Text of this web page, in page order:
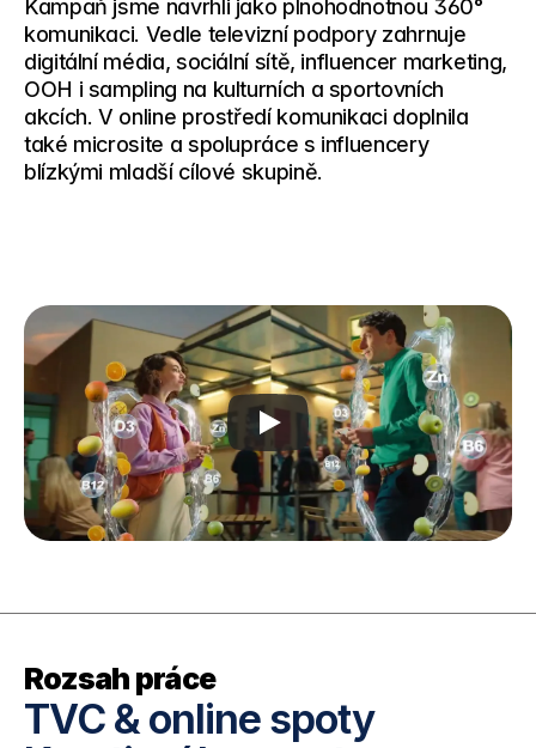
Kampaň jsme navrhli jako plnohodnotnou 360°
komunikaci. Vedle televizní podpory zahrnuje
digitální média, sociální sítě, influencer marketing,
OOH i sampling na kulturních a sportovních
akcích. V online prostředí komunikaci doplnila
také microsite a spolupráce s influencery
blízkými mladší cílové skupině.
Rozsah práce
TVC & online spoty